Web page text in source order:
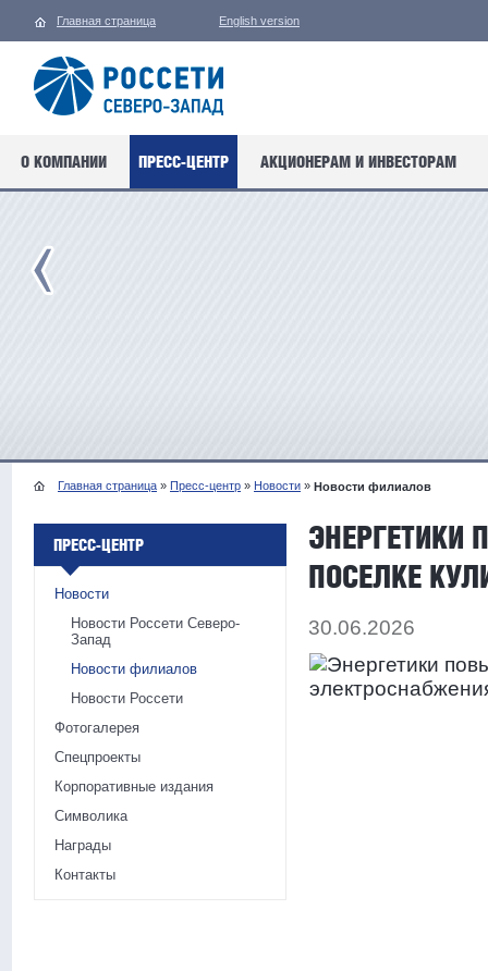
Главная страница English version
О КОМПАНИИ ПРЕСС-ЦЕНТР АКЦИОНЕРАМ И ИНВЕСТОРАМ
Главная страница » Пресс-центр » Новости » Новости филиалов
ПРЕСС-ЦЕНТР
Новости
Новости Россети Северо-
Запад
Новости филиалов
Новости Россети
Фотогалерея
Спецпроекты
Корпоративные издания
Символика
Награды
Контакты
ЭНЕРГЕТИКИ
ПОСЕЛКЕ
30.06.2026